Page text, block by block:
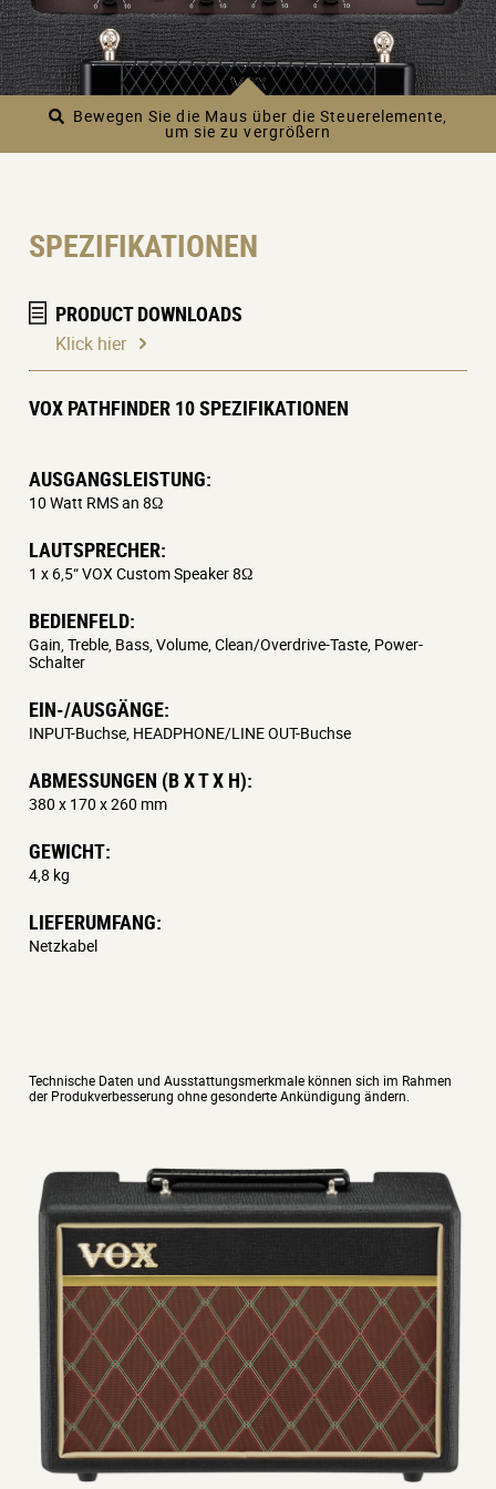
Bewegen Sie die Maus über die Steuerelemente,
um sie zu vergrößern
SPEZIFIKATIONEN
PRODUCT DOWNLOADS
Klick hier
VOX PATHFINDER 10 SPEZIFIKATIONEN
AUSGANGSLEISTUNG:
10 Watt RMS an 8Ω
LAUTSPRECHER:
1 x 6,5“ VOX Custom Speaker 8Ω
BEDIENFELD:
Gain, Treble, Bass, Volume, Clean/Overdrive-Taste, Power-
Schalter
EIN-/AUSGÄNGE:
INPUT-Buchse, HEADPHONE/LINE OUT-Buchse
ABMESSUNGEN (B X T X H):
380 x 170 x 260 mm
GEWICHT:
4,8 kg
LIEFERUMFANG:
Netzkabel
Technische Daten und Ausstattungsmerkmale können sich im Rahmen
der Produkverbesserung ohne gesonderte Ankündigung ändern.